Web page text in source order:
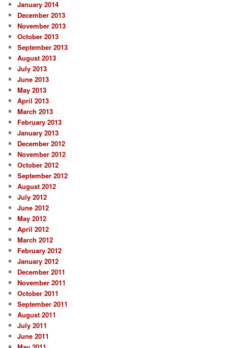
January 2014
December 2013
November 2013
October 2013
September 2013
August 2013
July 2013
June 2013
May 2013
April 2013
March 2013
February 2013
January 2013
December 2012
November 2012
October 2012
September 2012
August 2012
July 2012
June 2012
May 2012
April 2012
March 2012
February 2012
January 2012
December 2011
November 2011
October 2011
September 2011
August 2011
July 2011
June 2011